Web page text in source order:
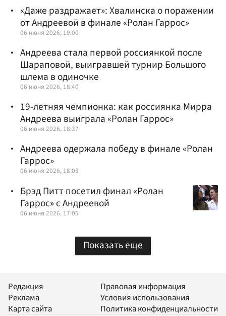
«Даже раздражает»: Хвалинска о поражении
от Андреевой в финале «Ролан Гаррос»
06 июня 2026, 19:00
Андреева стала первой россиянкой после
Шараповой, выигравшей турнир Большого
шлема в одиночке
06 июня 2026, 18:40
19-летняя чемпионка: как россиянка Мирра
Андреева выиграла «Ролан Гаррос»
06 июня 2026, 18:37
Андреева одержала победу в финале «Ролан
Гаррос»
06 июня 2026, 18:03
Брэд Питт посетил финал «Ролан
Гаррос» с Андреевой
06 июня 2026, 17:05
Показать еще
Редакция
Реклама
Карта сайта
Правовая информация
Условия использования
Политика конфиденциальности